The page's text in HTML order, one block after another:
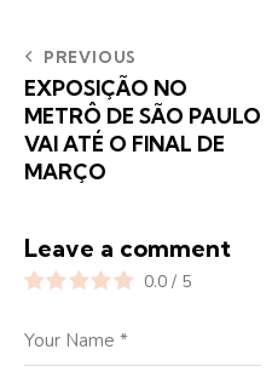
PREVIOUS
EXPOSIÇÃO NO
METRÔ DE SÃO PAULO
VAI ATÉ O FINAL DE
MARÇO
Leave a comment
0.0 / 5